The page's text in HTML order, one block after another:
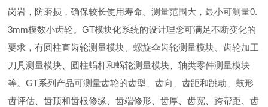
岗岩，防磨损，确保较长使用寿命。测量范围大，最小可测量0.
3mm模数小齿轮。GT模块化系统的设计理念可满足不断变化的
要求，有圆柱直齿轮测量模块、螺旋伞齿轮测量模块、齿轮加工
刀具测量模块、圆柱蜗杆和蜗轮测量模块、轴类零件测量模块
等。GT系列产品可测量齿轮的齿型、齿向、齿距和跳动、鼓形
齿评估、齿顶和齿根修缘、齿端修形、齿厚、齿宽、跨帮距、齿